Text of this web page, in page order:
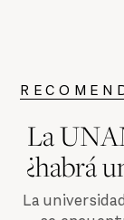
La
¿habrá
La